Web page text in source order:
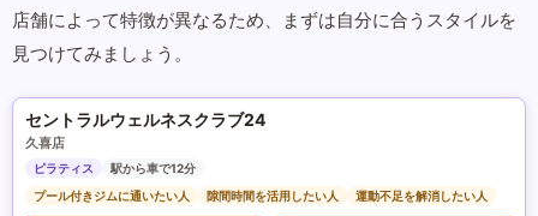
店舗によって特徴が異なるため、まずは自分に合うスタイルを
見つけてみましょう。
セントラルウェルネスクラブ24
久喜店
ピラティス
駅から車で12分
プール付きジムに通いたい人
隙間時間を活用したい人 運動不足を解消したい人